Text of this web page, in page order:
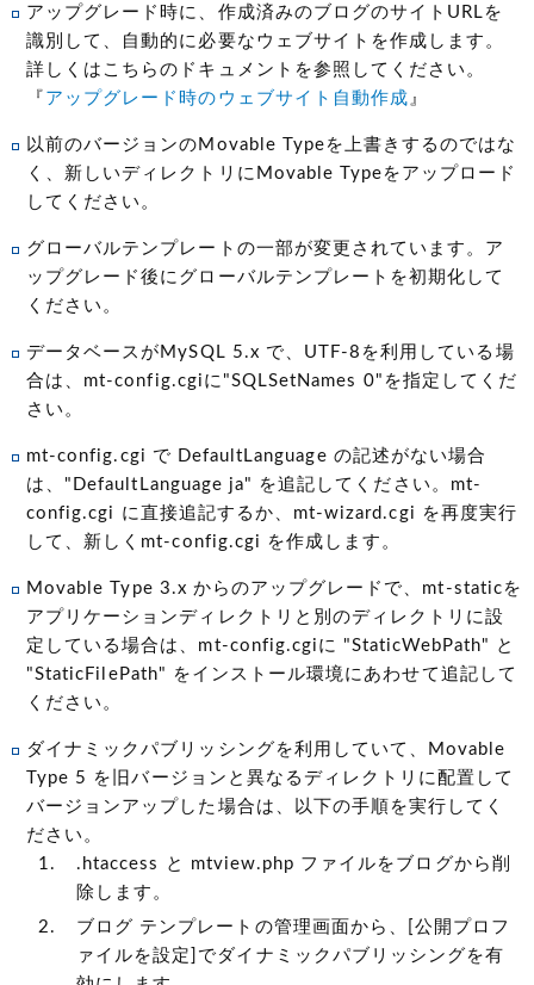
アップグレード時に、作成済みのブログのサイトURLを
識別して、自動的に必要なウェブサイトを作成します。
詳しくはこちらのドキュメントを参照してください。
『 アップグレード時のウェブサイト自動作成 』
以前のバージョンのMovable Typeを上書きするのではな
く、新しいディレクトリにMovable Typeをアップロード
してください。
グローバルテンプレートの一部が変更されています。ア
ップグレード後にグローバルテンプレートを初期化して
ください。
データベースがMySQL 5.x で、UTF-8を利用している場
合は、mt-config.cgiに"SQLSetNames 0"を指定してくだ
さい。
mt-config.cgi で DefaultLanguage の記述がない場合
は、"DefaultLanguage ja" を追記してください。mt-
config.cgi に直接追記するか、mt-wizard.cgi を再度実行
して、新しくmt-config.cgi を作成します。
Movable Type 3.x からのアップグレードで、mt-staticを
アプリケーションディレクトリと別のディレクトリに設
定している場合は、mt-config.cgiに "StaticWebPath" と
"StaticFilePath" をインストール環境にあわせて追記して
ください。
ダイナミックパブリッシングを利用していて、Movable
Type 5 を旧バージョンと異なるディレクトリに配置して
バージョンアップした場合は、以下の手順を実行してく
ださい。
.htaccess と mtview.php ファイルをブログから削
除します。
ブログ テンプレートの管理画面から、[公開プロフ
ァイルを設定]でダイナミックパブリッシングを有